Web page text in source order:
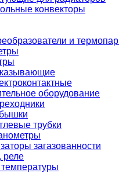
конвекторы
и
оборудование
трубки
загазованности
реле